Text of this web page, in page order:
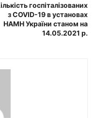
госпіталізованих
з COVID-19 в установах
НАМН України станом на
14.05.2021 р.